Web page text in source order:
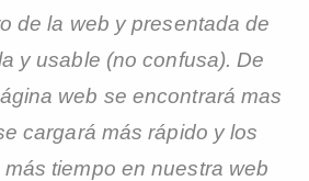
de la web y presentada de
y usable (no confusa). De
web se encontrará mas
cargará más rápido y los
tiempo en nuestra web